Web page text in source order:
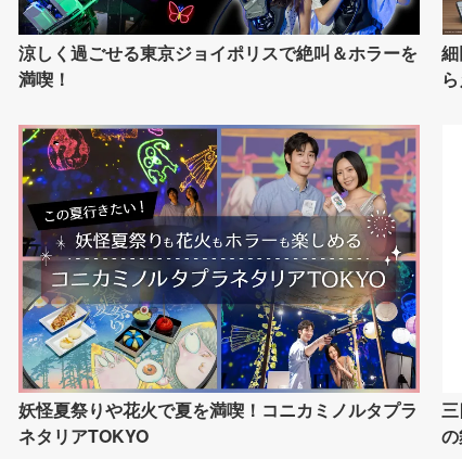
涼しく過ごせる東京ジョイポリスで絶叫＆ホラーを
満喫！
妖怪夏祭りや花火で夏を満喫！コニカミノルタプラ
ネタリアTOKYO